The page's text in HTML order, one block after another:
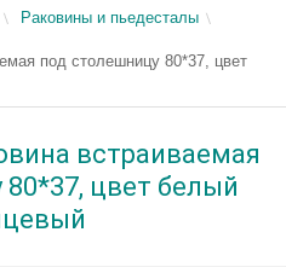
Раковины и пьедесталы
под столешницу 80*37, цвет
встраиваемая
цвет белый